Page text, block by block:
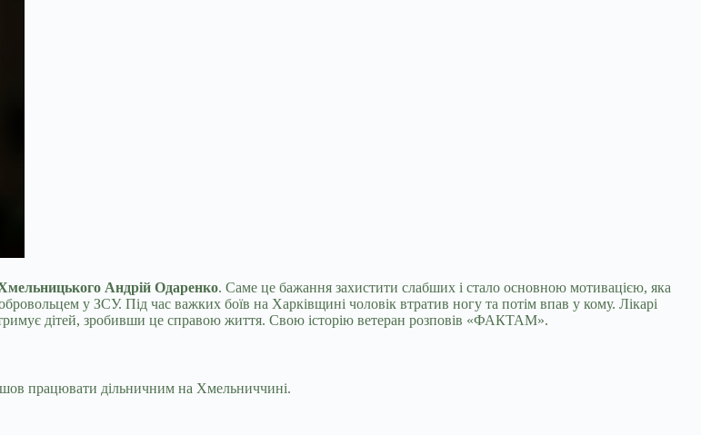
Андрій Одаренко. Саме це бажання захистити слабших і стало основною мотивацією, яка
у ЗСУ. Під час важких боїв на Харківщині чоловік втратив ногу та потім впав у кому. Лікарі
дітей, зробивши це справою життя. Свою історію ветеран розповів «ФАКТАМ».
працювати дільничним на Хмельниччині.